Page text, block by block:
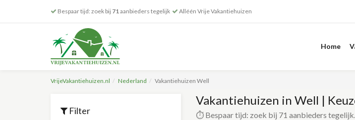
Bespaar tijd: zoek bij 71aanbieders tegelijk Alléén Vrije Vakantiehuizen
Home
VrijeVakantiehuizen.nl Nederland Vakantiehuizen Well
Filter
Vakantiehuizen in Well |
⏱️ Bespaar tijd: zoek bij 71 aanbieders